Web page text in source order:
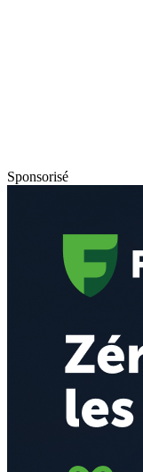
Sponsorisé